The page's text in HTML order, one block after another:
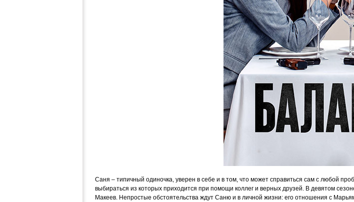
Саня – типичный одиночка, уверен в себе и в том, что может справиться сам с любой
выбираться из которых приходится при помощи коллег и верных друзей. В девятом
Макеев. Непростые обстоятельства ждут Саню и в личной жизни: его отношения с